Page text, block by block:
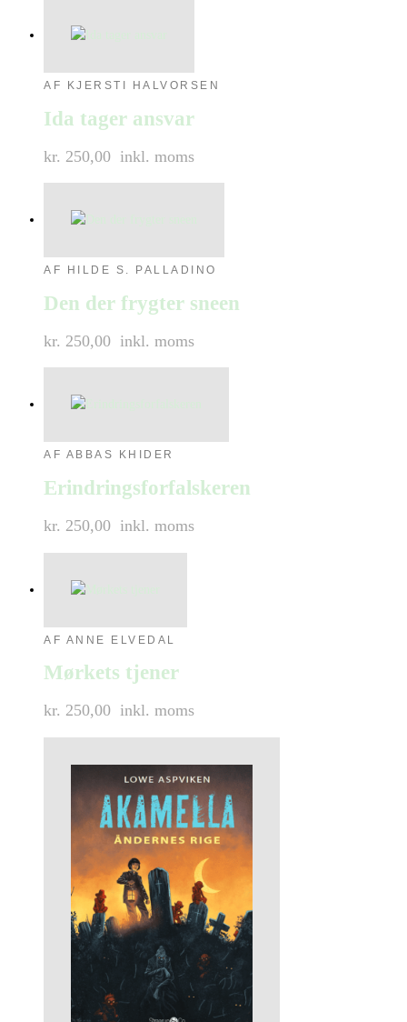
AF KJERSTI HALVORSEN
Ida tager ansvar
kr. 250,00 inkl. moms
AF HILDE S. PALLADINO
Den der frygter sneen
kr. 250,00 inkl. moms
AF ABBAS KHIDER
Erindringsforfalskeren
kr. 250,00 inkl. moms
AF ANNE ELVEDAL
Mørkets tjener
kr. 250,00 inkl. moms